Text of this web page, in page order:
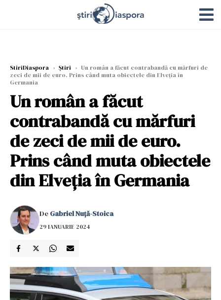
StiriDiaspora › Știri › Un român a făcut contrabandă cu mărfuri de
zeci de mii de euro. Prins când muta obiectele din Elveția în
Germania
Un român a făcut
contrabandă cu mărfuri
de zeci de mii de euro.
Prins când muta obiectele
din Elveția în Germania
De Gabriel Nuță-Stoica
29 IANUARIE 2024